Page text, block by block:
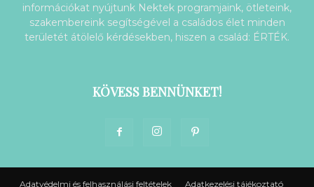
információkat nyújtunk Nektek programjaink, ötleteink,
szakembereink segítségével a családos élet minden
területét átölelő kérdésekben, hiszen a család: ÉRTÉK.
KÖVESS BENNÜNKET!
Adatvédelmi és felhasználási feltételek Adatkezelési tájékoztató